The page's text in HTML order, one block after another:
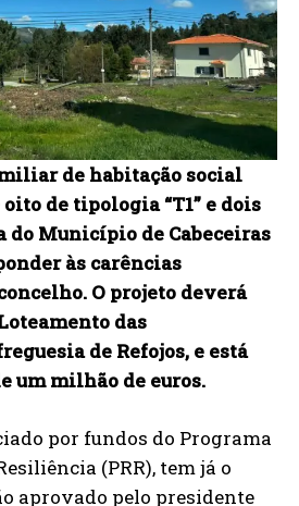
de habitação social
de tipologia “T1” e dois
do Município de Cabeceiras
às carências
O projeto deverá
das
de Refojos, e está
um milhão de euros.
por fundos do Programa
(PRR), tem já o
aprovado pelo presidente